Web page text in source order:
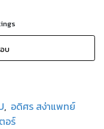
บ
, อดิศร สง่าแพทย์
อร์